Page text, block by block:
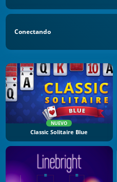
Conectando
NUEVO
Classic Solitaire Blue